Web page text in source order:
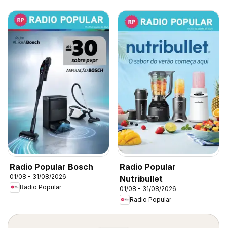
Radio Popular Bosch
01/08 - 31/08/2026
Radio Popular
Radio Popular
Nutribullet
01/08 - 31/08/2026
Radio Popular